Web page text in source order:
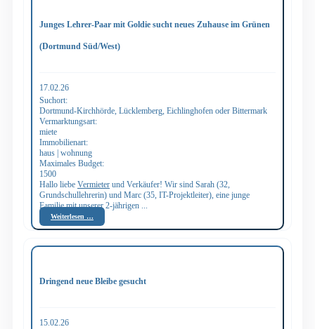
Junges Lehrer-Paar mit Goldie sucht neues Zuhause im Grünen
(Dortmund Süd/West)
17.02.26
Suchort:
Dortmund-Kirchhörde, Lücklemberg, Eichlinghofen oder Bittermark
Vermarktungsart:
miete
Immobilienart:
haus | wohnung
Maximales Budget:
1500
Hallo liebe Vermieter und Verkäufer! Wir sind Sarah (32,
Grundschullehrerin) und Marc (35, IT-Projektleiter), eine junge
Familie mit unserer 2-jährigen ...
Weiterlesen …
Dringend neue Bleibe gesucht
15.02.26